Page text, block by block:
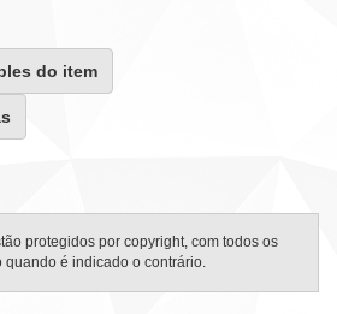
do item
protegidos por copyright, com todos os
quando é indicado o contrário.